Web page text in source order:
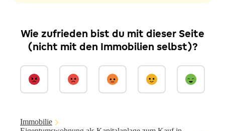
Wie zufrieden bist du mit dieser Seite
(nicht mit den Immobilien selbst)?
Immobilie